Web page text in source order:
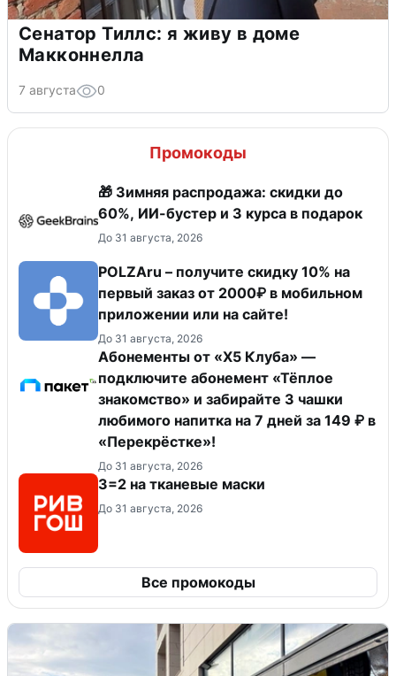
Сенатор Тиллс: я живу в доме
Макконнелла
7 августа 0
Промокоды
🎁 Зимняя распродажа: скидки до
60%, ИИ-бустер и 3 курса в подарок
До 31 августа, 2026
POLZAru – получите скидку 10% на
первый заказ от 2000₽ в мобильном
приложении или на сайте!
До 31 августа, 2026
Абонементы от «Х5 Клуба» —
подключите абонемент «Тёплое
знакомство» и забирайте 3 чашки
любимого напитка на 7 дней за 149 ₽ в
«Перекрёстке»!
До 31 августа, 2026
3=2 на тканевые маски
До 31 августа, 2026
Все промокоды